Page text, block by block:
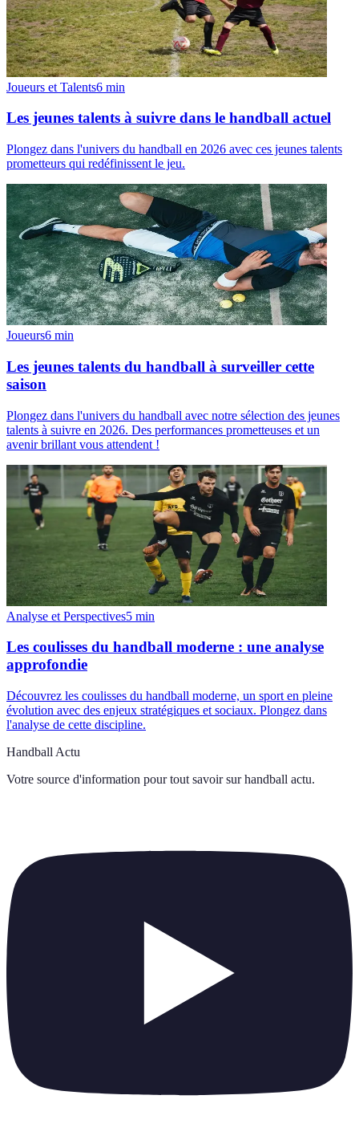
Joueurs et Talents6 min
Les jeunes talents à suivre dans le handball actuel
Plongez dans l'univers du handball en 2026 avec ces jeunes talents
prometteurs qui redéfinissent le jeu.
Joueurs6 min
Les jeunes talents du handball à surveiller cette
saison
Plongez dans l'univers du handball avec notre sélection des jeunes
talents à suivre en 2026. Des performances prometteuses et un
avenir brillant vous attendent !
Analyse et Perspectives5 min
Les coulisses du handball moderne : une analyse
approfondie
Découvrez les coulisses du handball moderne, un sport en pleine
évolution avec des enjeux stratégiques et sociaux. Plongez dans
l'analyse de cette discipline.
Handball Actu
Votre source d'information pour tout savoir sur handball actu.